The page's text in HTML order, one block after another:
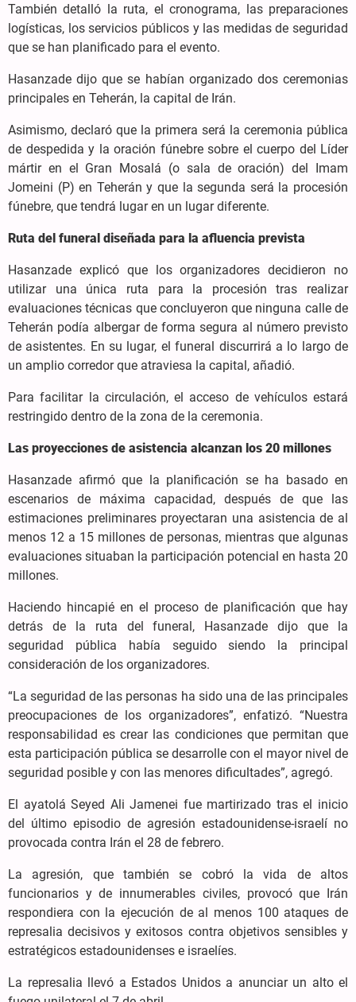
También detalló la ruta, el cronograma, las preparaciones
logísticas, los servicios públicos y las medidas de seguridad
que se han planificado para el evento.
Hasanzade dijo que se habían organizado dos ceremonias
principales en Teherán, la capital de Irán.
Asimismo, declaró que la primera será la ceremonia pública
de despedida y la oración fúnebre sobre el cuerpo del Líder
mártir en el Gran Mosalá (o sala de oración) del Imam
Jomeini (P) en Teherán y que la segunda será la procesión
fúnebre, que tendrá lugar en un lugar diferente.
Ruta del funeral diseñada para la afluencia prevista
Hasanzade explicó que los organizadores decidieron no
utilizar una única ruta para la procesión tras realizar
evaluaciones técnicas que concluyeron que ninguna calle de
Teherán podía albergar de forma segura al número previsto
de asistentes. En su lugar, el funeral discurrirá a lo largo de
un amplio corredor que atraviesa la capital, añadió.
Para facilitar la circulación, el acceso de vehículos estará
restringido dentro de la zona de la ceremonia.
Las proyecciones de asistencia alcanzan los 20 millones
Hasanzade afirmó que la planificación se ha basado en
escenarios de máxima capacidad, después de que las
estimaciones preliminares proyectaran una asistencia de al
menos 12 a 15 millones de personas, mientras que algunas
evaluaciones situaban la participación potencial en hasta 20
millones.
Haciendo hincapié en el proceso de planificación que hay
detrás de la ruta del funeral, Hasanzade dijo que la
seguridad pública había seguido siendo la principal
consideración de los organizadores.
“La seguridad de las personas ha sido una de las principales
preocupaciones de los organizadores”, enfatizó. “Nuestra
responsabilidad es crear las condiciones que permitan que
esta participación pública se desarrolle con el mayor nivel de
seguridad posible y con las menores dificultades”, agregó.
El ayatolá Seyed Ali Jamenei fue martirizado tras el inicio
del último episodio de agresión estadounidense-israelí no
provocada contra Irán el 28 de febrero.
La agresión, que también se cobró la vida de altos
funcionarios y de innumerables civiles, provocó que Irán
respondiera con la ejecución de al menos 100 ataques de
represalia decisivos y exitosos contra objetivos sensibles y
estratégicos estadounidenses e israelíes.
La represalia llevó a Estados Unidos a anunciar un alto el